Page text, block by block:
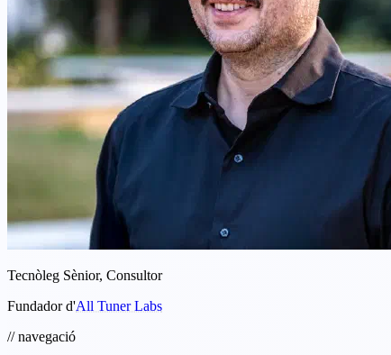
Tecnòleg Sènior, Consultor
Fundador d'All Tuner Labs
// navegació